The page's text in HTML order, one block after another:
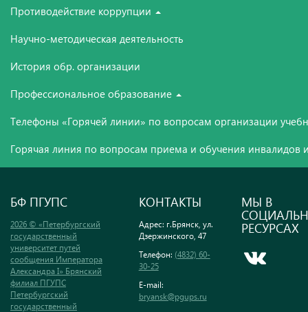
Противодействие коррупции
Научно-методическая деятельность
История обр. организации
Профессиональное образование
Телефоны «Горячей линии» по вопросам организации
Горячая линия по вопросам приема и обучения инвалидов
БФ ПГУПС
2026 © «Петербургский
государственный
университет путей
сообщения Императора
Александра I» Брянский
филиал ПГУПС
Петербургский
государственный
КОНТАКТЫ
Адрес: г.Брянск, ул.
Дзержинского, 47
Телефон: (4832) 60-
30-25
E-mail:
bryansk@pgups.ru
МЫ В
РЕСУРСАХ